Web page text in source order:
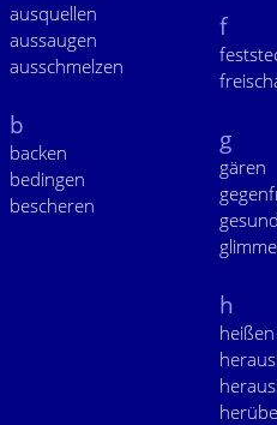
ausquellen
aussaugen
ausschmelzen
b
backen
bedingen
bescheren
f
g
gären
h
heißen